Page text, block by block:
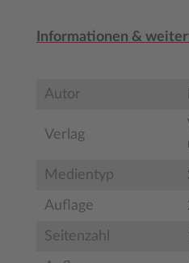
Informationen &
Autor
Verlag
Medientyp
Auflage
Seitenzahl